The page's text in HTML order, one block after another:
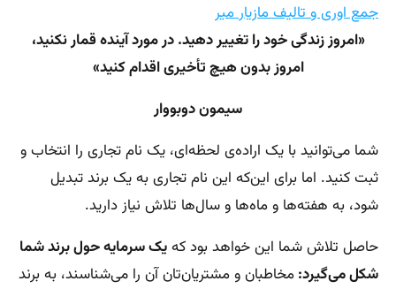
جمع اوری و تالیف مازیار میر
«امروز زندگی خود را تغییر دهید. در مورد آینده قمار نکنید،
امروز بدون هیچ تأخیری اقدام کنید»
سیمون دوبووار
شما می‌توانید با یک اراده‌ی لحظه‌ای، یک نام تجاری را انتخاب و
ثبت کنید. اما برای این‌که این نام تجاری به یک برند تبدیل
شود،‌ به هفته‌ها و ماه‌ها و سال‌ها تلاش نیاز دارید.
حاصل تلاش شما این خواهد بود کهیک سرمایه‌ حول برند شما
شکل می‌گیرد:مخاطبان‌ و مشتریان‌تان آن را می‌شناسند، به برند